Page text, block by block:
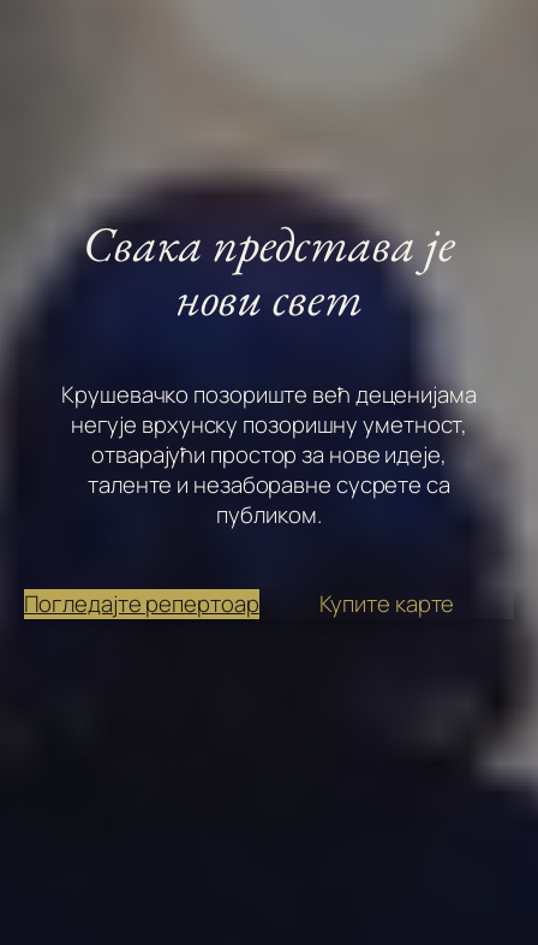
Свака представа је
нови свет
Крушевачко позориште већ деценијама
негује врхунску позоришну уметност,
отварајући простор за нове идеје,
таленте и незаборавне сусрете са
публиком.
Погледајте репертоар Купите карте